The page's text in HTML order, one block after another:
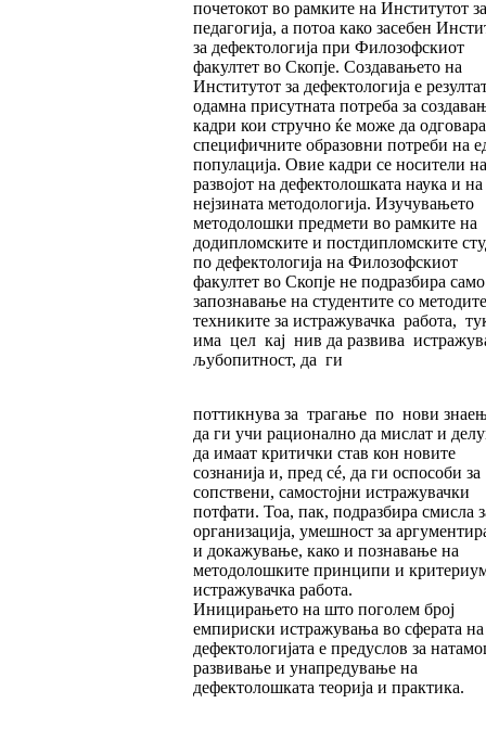
почетокот во рамките на Институтот за
педагогија, а потоа како засебен
за дефектологија при Филозофскиот
факултет во Скопје. Создавањето на
Институтот за дефектологија е
одамна присутната потреба за
кадри кои стручно ќе може да
специфичните образовни потреби на
популација. Овие кадри се носители на
развојот на дефектолошката наука и на
нејзината методологија. Изучувањето
методолошки предмети во рамките на
додипломските и постдипломските
по дефектологија на Филозофскиот
факултет во Скопје не подразбира само
запознавање на студентите со
техниките за истражувачка работа,
има цел кај нив да развива
љубопитност, да ги
поттикнува за трагање по нови
да ги учи рационално да мислат и
да имаат критички став кон новите
сознанија и, пред сé, да ги оспособи за
сопствени, самостојни истражувачки
потфати. Тоа, пак, подразбира смисла
организација, умешност за
и докажување, како и познавање на
методолошките принципи и
истражувачка работа.
Иницирањето на што поголем број
емпириски истражувања во сферата на
дефектологијата е предуслов за
развивање и унапредување на
дефектолошката теорија и практика.